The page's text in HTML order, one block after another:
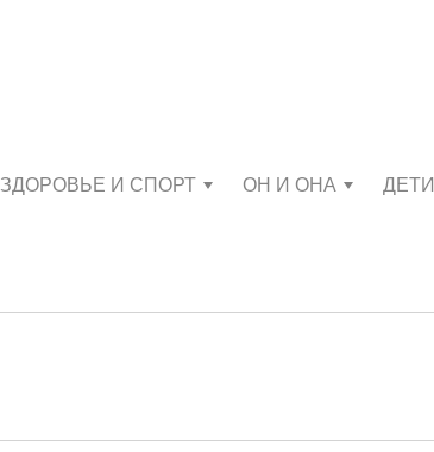
ЗДОРОВЬЕ И СПОРТ ОН И ОНА ДЕТИ